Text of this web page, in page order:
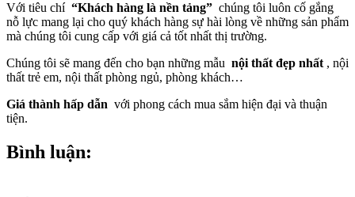
Với tiêu chí “Khách hàng là nền tảng” chúng tôi luôn cố gắng
nỗ lực mang lại cho quý khách hàng sự hài lòng về những sản phẩm
mà chúng tôi cung cấp với giá cả tốt nhất thị trường.
Chúng tôi sẽ mang đến cho bạn những mẫu nội thất đẹp nhất , nội
thất trẻ em, nội thất phòng ngủ, phòng khách…
Giá thành hấp dẫn với phong cách mua sắm hiện đại và thuận
tiện.
Bình luận: